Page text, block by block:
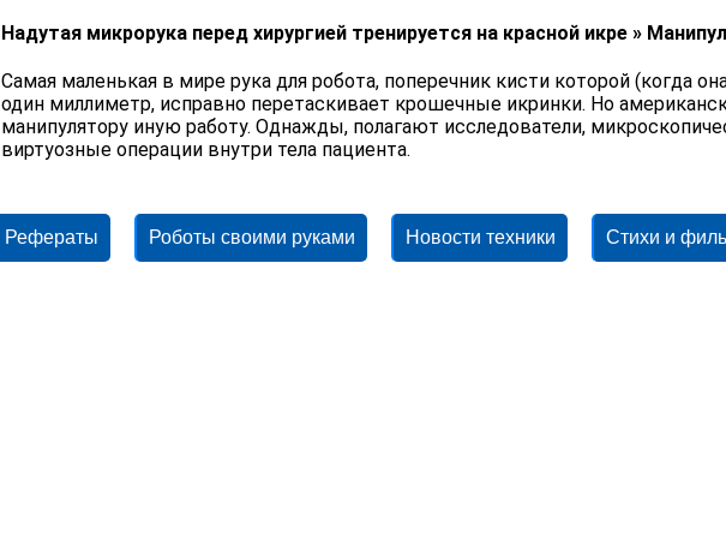
Надутая микрорука перед хирургией тренируется на красной икре »
Самая маленькая в мире рука для робота, поперечник кисти которой (когда
один миллиметр, исправно перетаскивает крошечные икринки. Но
манипулятору иную работу. Однажды, полагают исследователи,
виртуозные операции внутри тела пациента.
Рефераты Роботы своими руками Новости техники Стихи и